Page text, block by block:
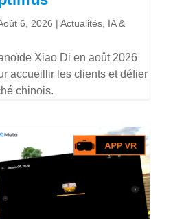
6, 2026 |Actualités IA &
Xiao Di en août 2026
accueillir les clients et défier
chinois.